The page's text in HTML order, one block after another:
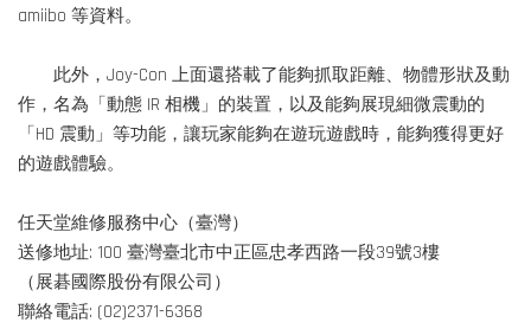
amiibo 等資料。
此外，Joy-Con 上面還搭載了能夠抓取距離、物體形狀及動
作，名為「動態 IR 相機」的裝置，以及能夠展現細微震動的
「HD 震動」等功能，讓玩家能夠在遊玩遊戲時，能夠獲得更好
的遊戲體驗。
任天堂維修服務中心（臺灣）
送修地址: 100 臺灣臺北市中正區忠孝西路一段39號3樓
（展碁國際股份有限公司）
聯絡電話: (02)2371-6368